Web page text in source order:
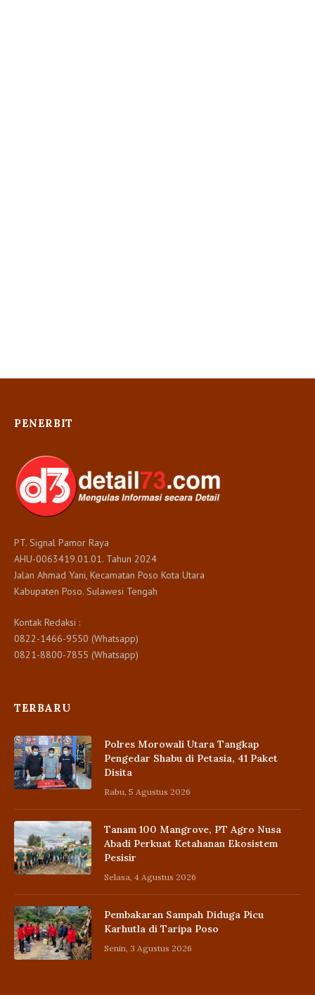
PENERBIT
PT. Signal Pamor Raya
AHU-0063419.01.01. Tahun 2024
Jalan Ahmad Yani, Kecamatan Poso Kota Utara
Kabupaten Poso. Sulawesi Tengah
Kontak Redaksi :
0822-1466-9550 (Whatsapp)
0821-8800-7855 (Whatsapp)
TERBARU
Polres Morowali Utara Tangkap
Pengedar Shabu di Petasia, 41 Paket
Disita
Rabu, 5 Agustus 2026
Tanam 100 Mangrove, PT Agro Nusa
Abadi Perkuat Ketahanan Ekosistem
Pesisir
Selasa, 4 Agustus 2026
Pembakaran Sampah Diduga Picu
Karhutla di Taripa Poso
Senin, 3 Agustus 2026